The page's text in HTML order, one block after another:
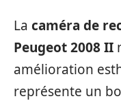
La caméra de
Peugeot 2008 II
amélioration
représente un